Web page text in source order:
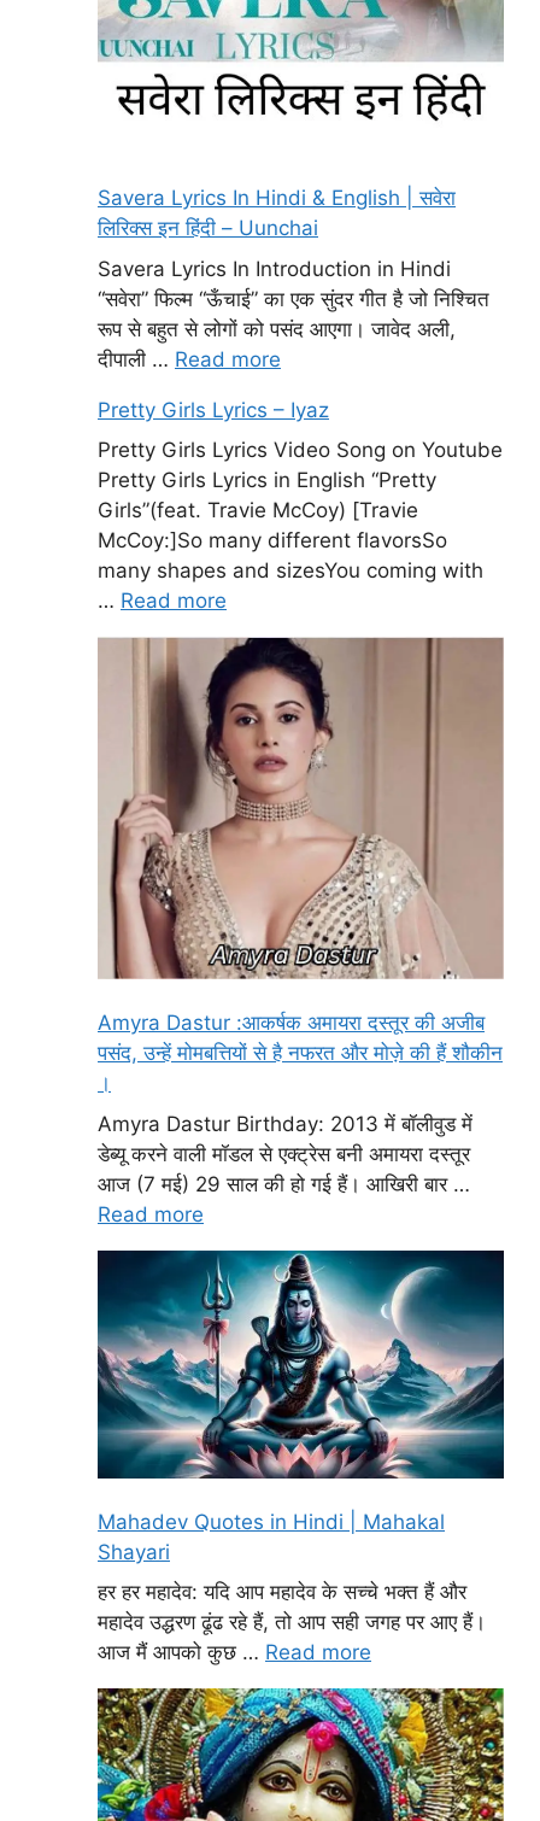
Savera Lyrics In Hindi & English | सवेरा
लिरिक्स इन हिंदी – Uunchai
Savera Lyrics In Introduction in Hindi
“सवेरा” फिल्म “ऊँचाई” का एक सुंदर गीत है जो निश्चित
रूप से बहुत से लोगों को पसंद आएगा। जावेद अली,
दीपाली … Read more
Pretty Girls Lyrics – Iyaz
Pretty Girls Lyrics Video Song on Youtube
Pretty Girls Lyrics in English “Pretty
Girls”(feat. Travie McCoy) [Travie
McCoy:]So many different flavorsSo
many shapes and sizesYou coming with
… Read more
Amyra Dastur :आकर्षक अमायरा दस्तूर की अजीब
पसंद, उन्हें मोमबत्तियों से है नफरत और मोज़े की हैं शौकीन
।
Amyra Dastur Birthday: 2013 में बॉलीवुड में
डेब्यू करने वाली मॉडल से एक्ट्रेस बनी अमायरा दस्तूर
आज (7 मई) 29 साल की हो गई हैं। आखिरी बार …
Read more
Mahadev Quotes in Hindi | Mahakal
Shayari
हर हर महादेव: यदि आप महादेव के सच्चे भक्त हैं और
महादेव उद्धरण ढूंढ रहे हैं, तो आप सही जगह पर आए हैं।
आज मैं आपको कुछ … Read more